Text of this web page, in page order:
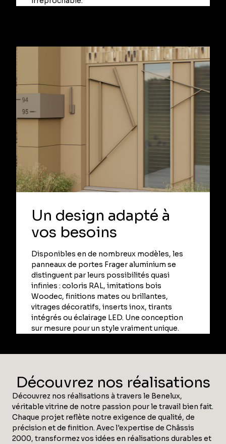
Un design adapté à
vos besoins
Disponibles en de nombreux modèles, les
panneaux de portes Frager aluminium se
distinguent par leurs possibilités quasi
infinies : coloris RAL, imitations bois
Woodec, finitions mates ou brillantes,
vitrages décoratifs, inserts inox, tirants
intégrés ou éclairage LED. Une conception
sur mesure pour un style vraiment unique.
Découvrez nos réalisations
Découvrez nos réalisations à travers le Benelux,
véritable vitrine de notre passion pour le travail bien fait.
Chaque projet reflète notre exigence de qualité, de
précision et de finition. Avec l'expertise de Châssis
2000, transformez vos idées en réalisations durables et